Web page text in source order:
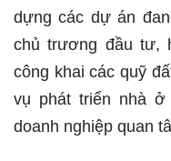
dựng các dự án
chủ trương đầu tư,
công khai các quỹ
vụ phát triển nhà
doanh nghiệp quan